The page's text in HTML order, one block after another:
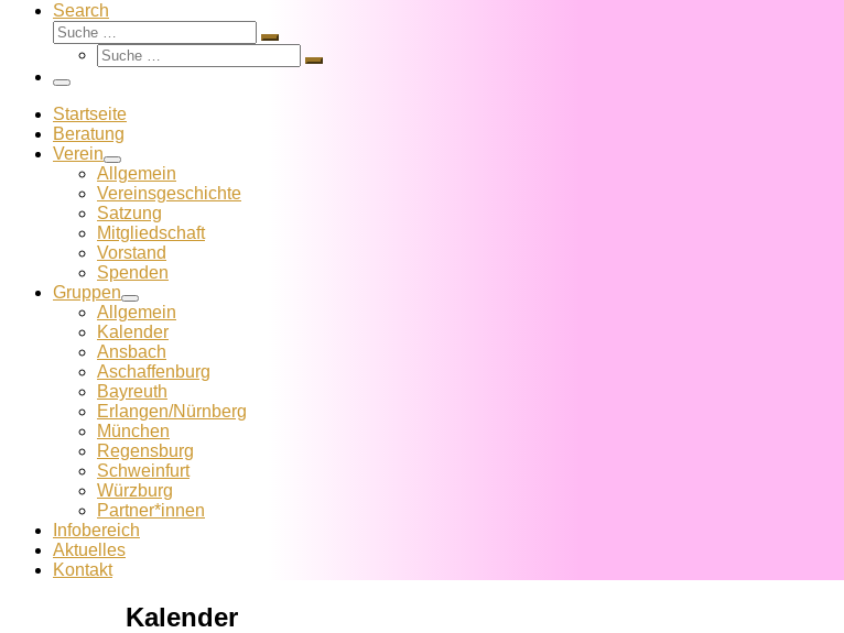
Search
Suche
Suche
Suche
Suche
Menü
Startseite
Beratung
Verein
Allgemein
Vereins­geschichte
Satzung
Mitglied­schaft
Vorstand
Spenden
Gruppen
Allgemein
Kalender
Ansbach
Aschaffenburg
Bayreuth
Erlangen/Nürnberg
München
Regensburg
Schweinfurt
Würzburg
Partner*innen
Infobereich
Aktuelles
Kontakt
Kalender